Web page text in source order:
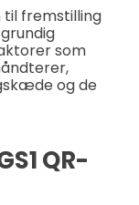
til fremstilling
som
og de
QR-